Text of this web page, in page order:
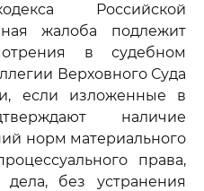
Российской
жалоба подлежит
в судебном
Верховного Суда
если изложенные в
наличие
норм материального
права,
без устранения